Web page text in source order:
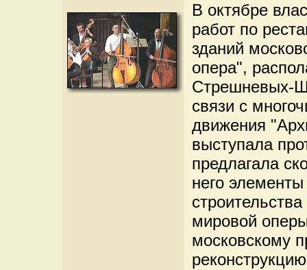
В октябре
работ по
зданий
опера",
Стрешневых-
связи с
движения
выступала
предлагала
него элементы
мировой
московскому